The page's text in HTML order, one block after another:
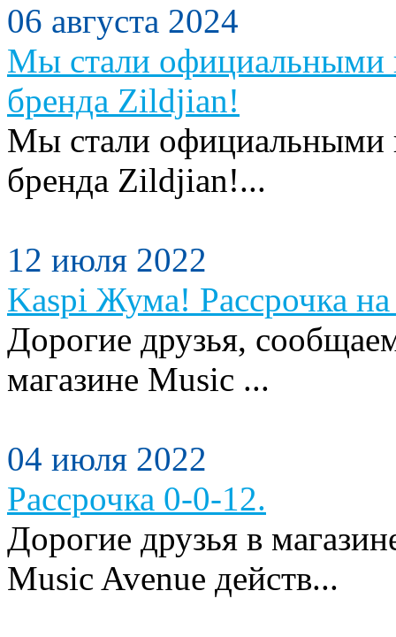
06 августа 2024
Мы стали официальными
бренда Zildjian!
Мы стали официальными
бренда Zildjian!...
12 июля 2022
Kaspi Жума! Рассрочка на
Дорогие друзья,
магазине Music ...
04 июля 2022
Рассрочка 0-0-12.
Дорогие друзья в
Music Avenue действ...